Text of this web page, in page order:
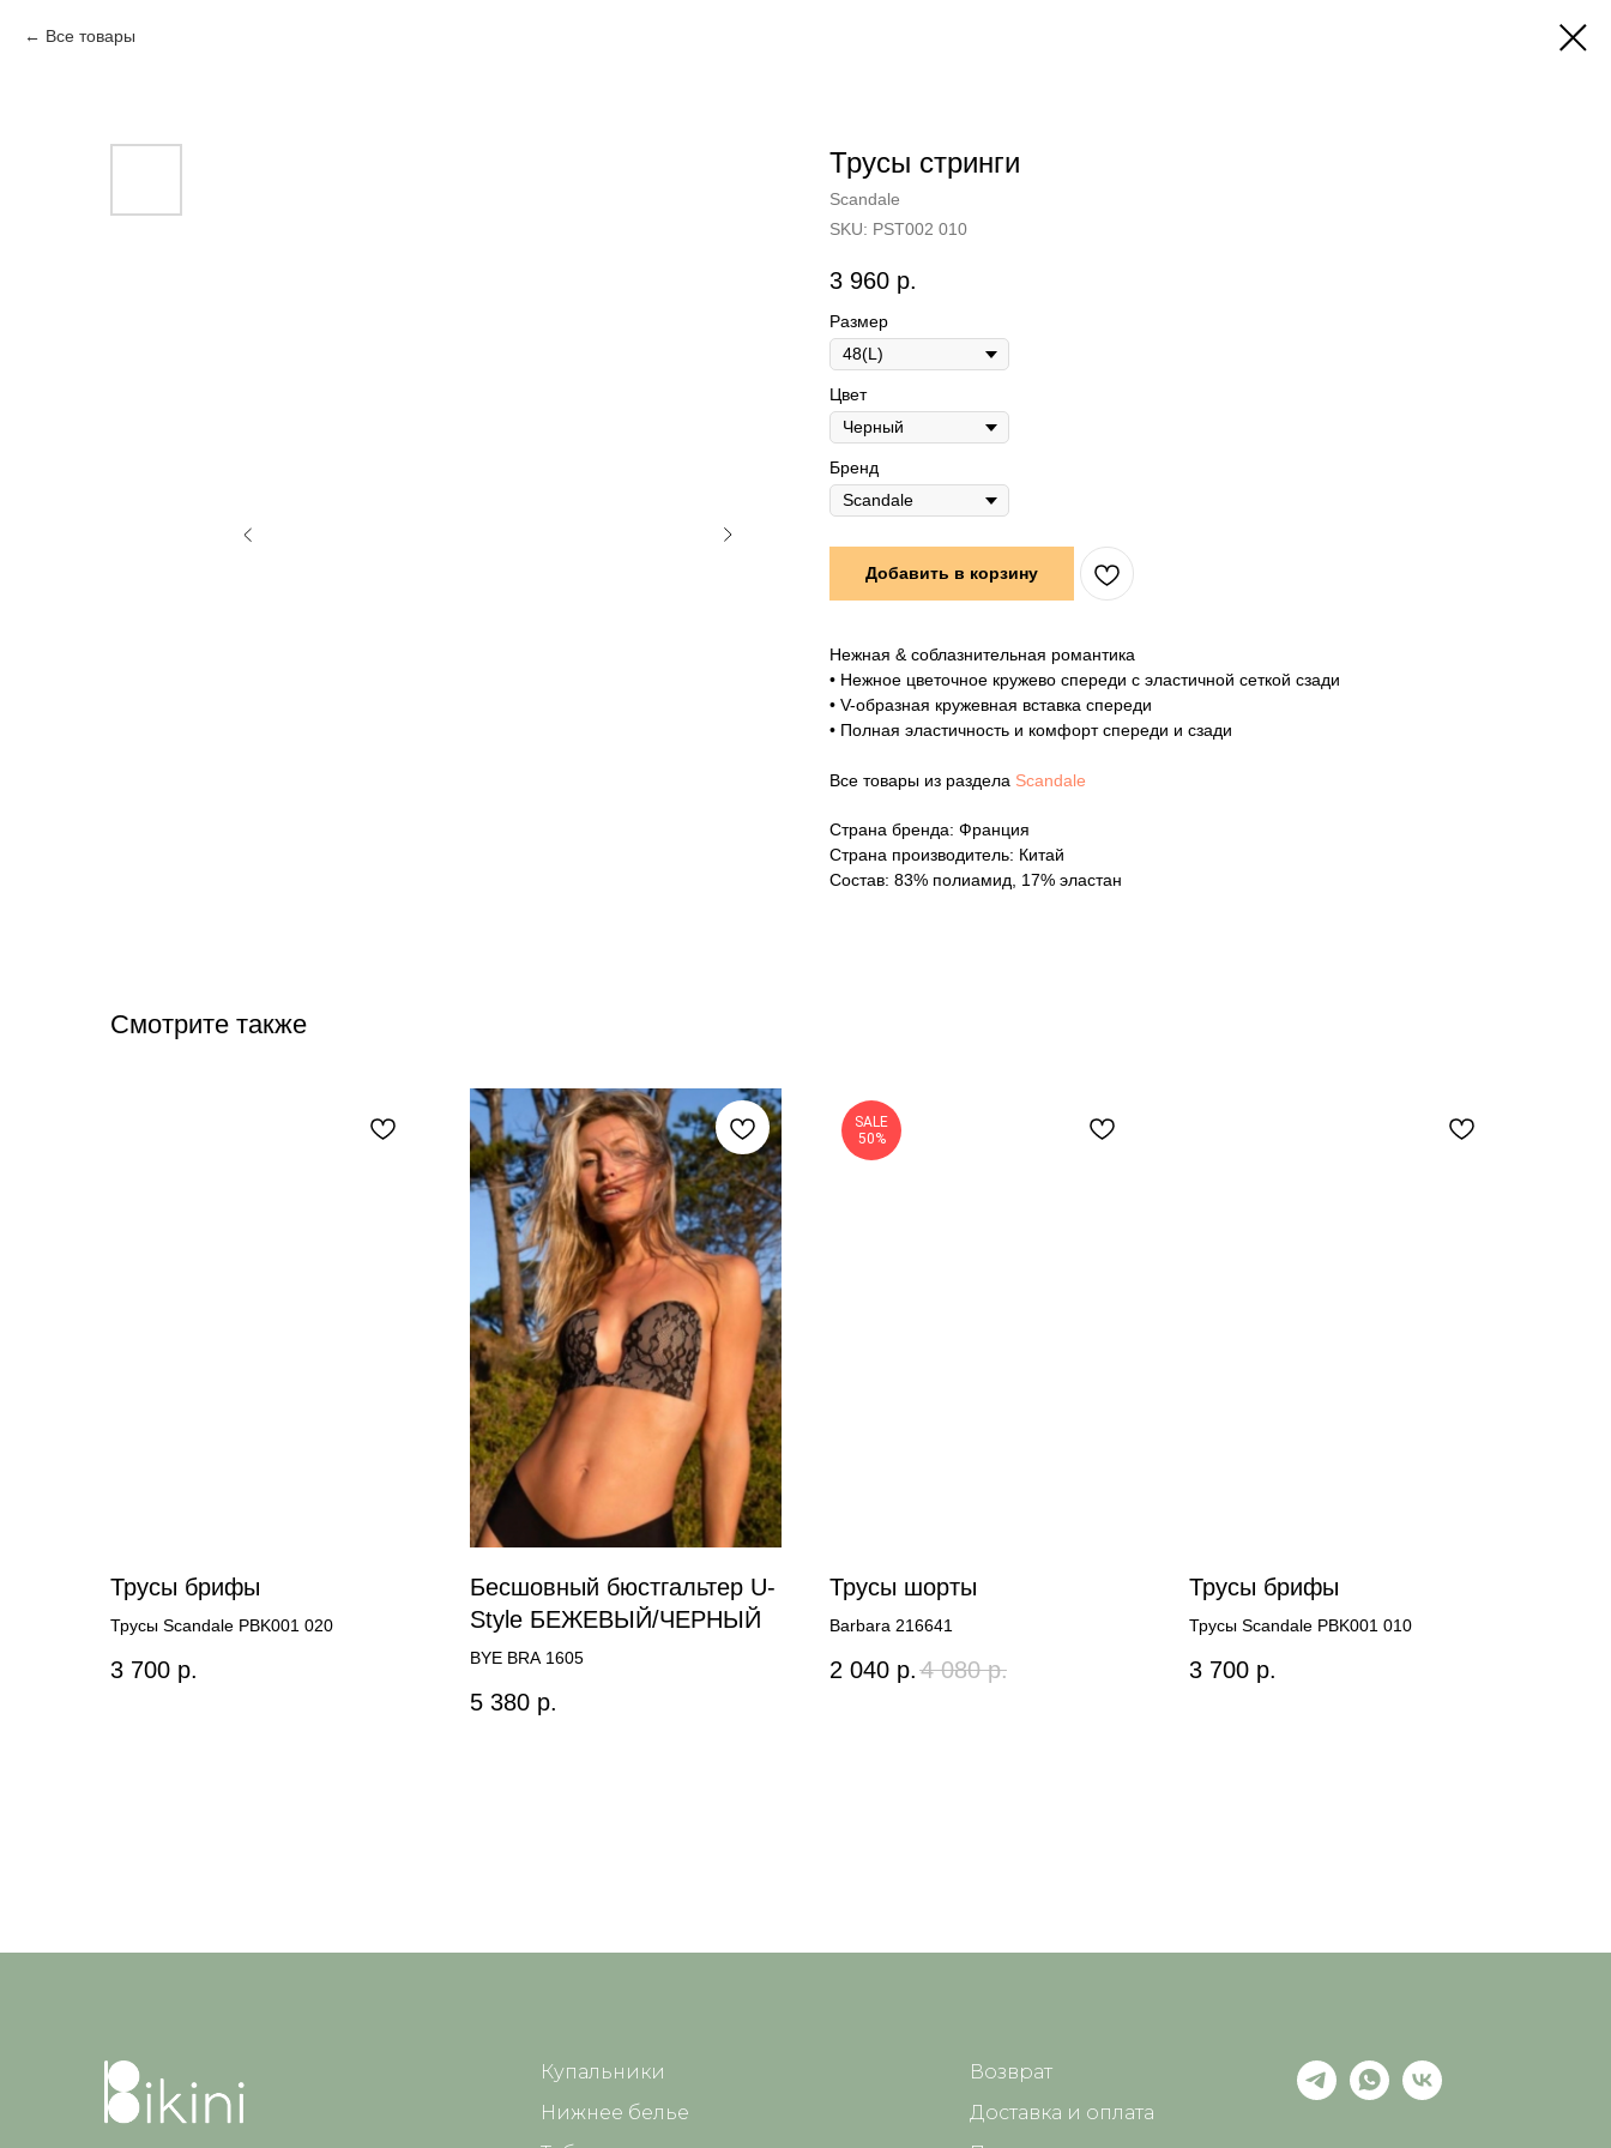
Все товары
Трусы стринги
Scandale
SKU: PST002 010
3 960 р.
Размер
Цвет
Бренд
Добавить в корзину
Нежная & соблазнительная романтика
• Нежное цветочное кружево спереди с эластичной сеткой сзади
• V-образная кружевная вставка спереди
• Полная эластичность и комфорт спереди и сзади
Все товары из раздела Scandale
Страна бренда: Франция
Страна производитель: Китай
Состав: 83% полиамид, 17% эластан
Смотрите также
Трусы брифы
Трусы Scandale PBK001 020
3 700 р.
Бесшовный бюстгальтер U-
Style БЕЖЕВЫЙ/ЧЕРНЫЙ
BYE BRA 1605
5 380 р.
SALE
50%
Трусы шорты
Barbara 216641
2 040 р. 4 080 р.
Трусы брифы
Трусы Scandale PBK001 010
3 700 р.
Купальники
Нижнее белье
Возврат
Доставка и оплата